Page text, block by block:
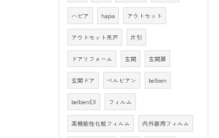
ハピア hapia アウトセット
アウトセット吊戸 片引
ドアリフォーム 玄関 玄関扉
玄関ドア ベルビアン belbien
belbienEX フィルム
高機能性化粧フィルム 内外装用フィルム